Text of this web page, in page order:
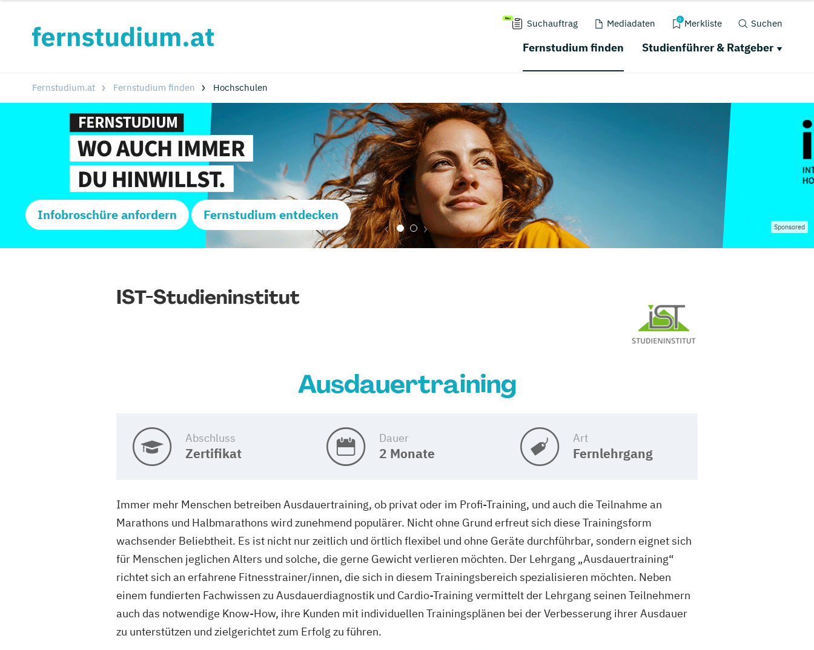
Suchauftrag Mediadaten 0 Merkliste Suchen
Fernstudium finden Studienführer & Ratgeber
Fernstudium.at Fernstudium finden Hochschulen
Infobroschüre anfordern Fernstudium entdecken
Sponsored
IST-Studieninstitut
Ausdauertraining
Abschluss
Zertifikat
Dauer
2 Monate
Art
Fernlehrgang
Immer mehr Menschen betreiben Ausdauertraining, ob privat oder im Profi-Training, und auch die Teilnahme an
Marathons und Halbmarathons wird zunehmend populärer. Nicht ohne Grund erfreut sich diese Trainingsform
wachsender Beliebtheit. Es ist nicht nur zeitlich und örtlich flexibel und ohne Geräte durchführbar, sondern eignet sich
für Menschen jeglichen Alters und solche, die gerne Gewicht verlieren möchten. Der Lehrgang „Ausdauertraining“
richtet sich an erfahrene Fitnesstrainer/innen, die sich in diesem Trainingsbereich spezialisieren möchten. Neben
einem fundierten Fachwissen zu Ausdauerdiagnostik und Cardio-Training vermittelt der Lehrgang seinen Teilnehmern
auch das notwendige Know-How, ihre Kunden mit individuellen Trainingsplänen bei der Verbesserung ihrer Ausdauer
zu unterstützen und zielgerichtet zum Erfolg zu führen.